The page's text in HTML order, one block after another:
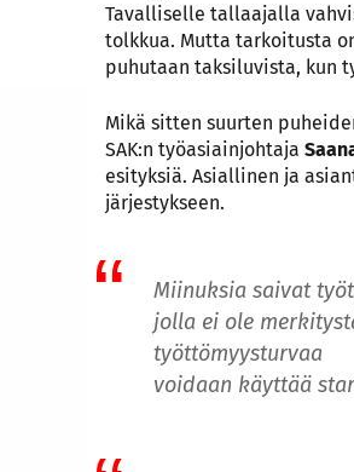
Tavalliselle tallaajalla
tolkkua. Mutta tarkoitusta
puhutaan taksiluvista, kun
Mikä sitten suurten
SAK:n työasiainjohtaja
esityksiä. Asiallinen ja
järjestykseen.
Miinuksia saivat
jolla ei ole
työttömyysturvaa
voidaan käyttää